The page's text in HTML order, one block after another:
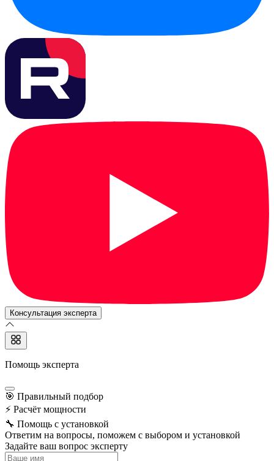
Консультация эксперта
Помощь эксперта
🎯 Правильный подбор
⚡ Расчёт мощности
🔧 Помощь с установкой
Ответим на вопросы, поможем с выбором и установкой
Задайте ваш вопрос эксперту